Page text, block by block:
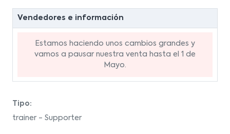
Vendedores e información
Estamos haciendo unos cambios grandes y
vamos a pausar nuestra venta hasta el 1 de
Mayo.
Tipo:
trainer - Supporter